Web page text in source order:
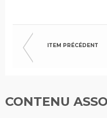
ITEM PRÉCÉDENT
CONTENU